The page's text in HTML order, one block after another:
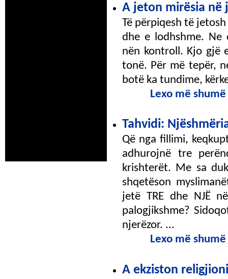
A jeton mirësia në
Të përpiqesh të
dhe e lodhshme. Ne
nën kontroll. Kjo gjë
tonë. Për më tepër,
botë ka tundime,
Lexo më shumë
Tahvidi:
Që nga fillimi,
adhurojnë tre
krishterët. Me sa
shqetëson
jetë TRE dhe NJЁ
palogjikshme?
njerëzor. ...
Lexo më shumë
A ekziston